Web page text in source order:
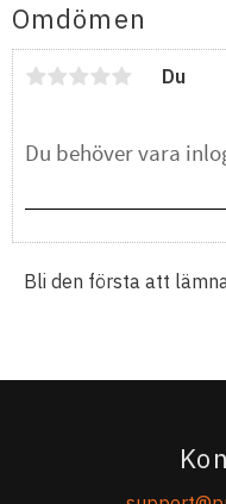
Omdömen
Du
Bli den första att